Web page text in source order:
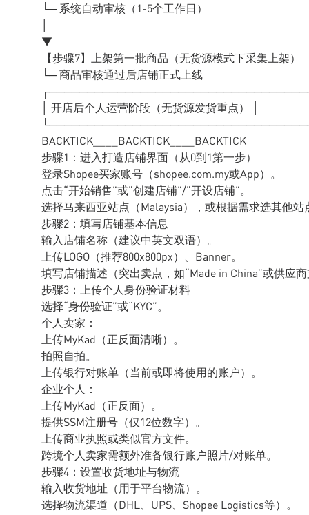
└─ 系统自动审核（1-5个工作日）
▼
【步骤7】上架第一批商品（无货源模式下采集上架）
└─ 商品审核通过后店铺正式上线
│ 开店后个人运营阶段（无货源发货重点） │
BACKTICK____BACKTICK____BACKTICK
步骤1：进入打造店铺界面（从0到1第一步）
登录Shopee买家账号（shopee.com.my或App）。
点击“开始销售”或“创建店铺”/“开设店铺”。
选择马来西亚站点（Malaysia），或根据需求选其他站
步骤2：填写店铺基本信息
输入店铺名称（建议中英文双语）。
上传LOGO（推荐800x800px）、Banner。
填写店铺描述（突出卖点，如“Made in China”或供应
步骤3：上传个人身份验证材料
选择“身份验证”或“KYC”。
个人卖家：
上传MyKad（正反面清晰）。
拍照自拍。
上传银行对账单（当前或即将使用的账户）。
企业个人：
上传MyKad（正反面）。
提供SSM注册号（仅12位数字）。
上传商业执照或类似官方文件。
跨境个人卖家需额外准备银行账户照片/对账单。
步骤4：设置收货地址与物流
输入收货地址（用于平台物流）。
选择物流渠道（DHL、UPS、Shopee Logistics等）。